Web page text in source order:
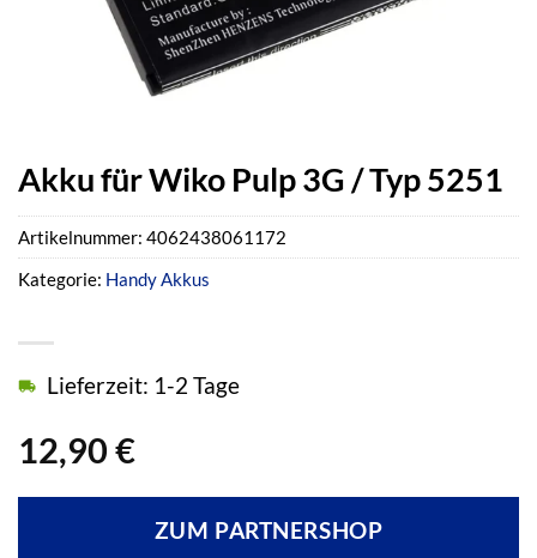
Akku für Wiko Pulp 3G / Typ 5251
12,90 €
Lieferzeit: 1-2 Tage
ZUM PARTNERSHOP
Artikelnummer: 4062438061172
Kategorie: Handy Akkus